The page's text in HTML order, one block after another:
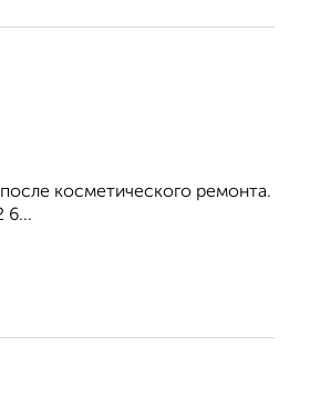
косметического ремонта.
6...